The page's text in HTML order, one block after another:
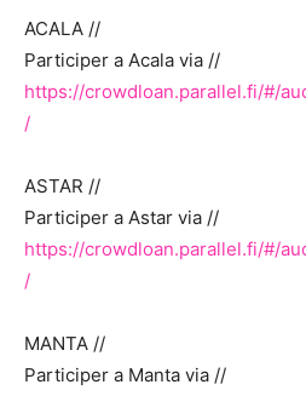
ACALA //
Participer a Acala via //
https://crowdloan.parallel.fi/#/
/
ASTAR //
Participer a Astar via //
https://crowdloan.parallel.fi/#/
/
MANTA //
Participer a Manta via //